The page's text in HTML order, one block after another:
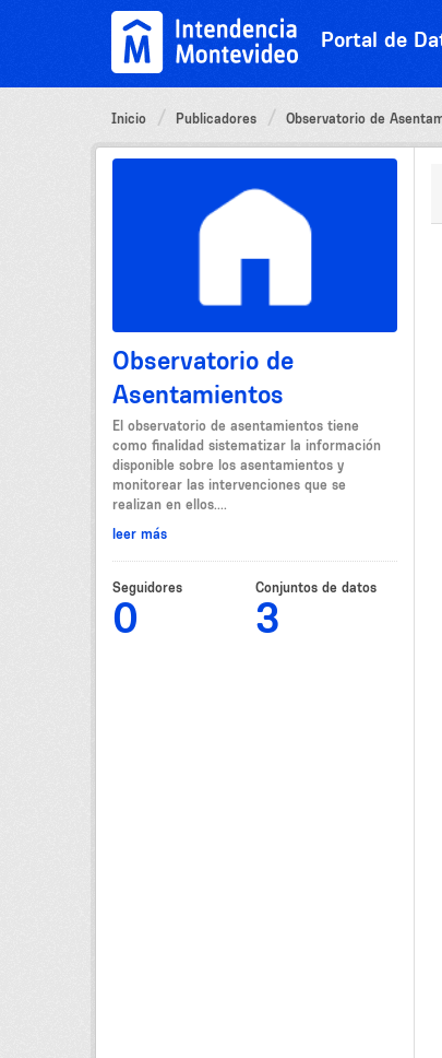
Portal de
Inicio Publicadores Observatorio de
Observatorio de
Asentamientos
El observatorio de asentamientos tiene
como finalidad sistematizar la información
disponible sobre los asentamientos y
monitorear las intervenciones que se
realizan en ellos....
leer más
Seguidores
0
Conjuntos de datos
3